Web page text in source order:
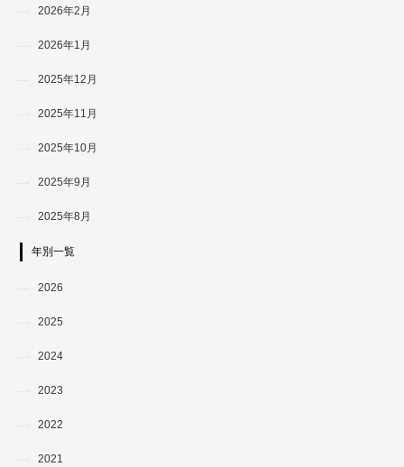
2026年2月
2026年1月
2025年12月
2025年11月
2025年10月
2025年9月
2025年8月
年別一覧
2026
2025
2024
2023
2022
2021